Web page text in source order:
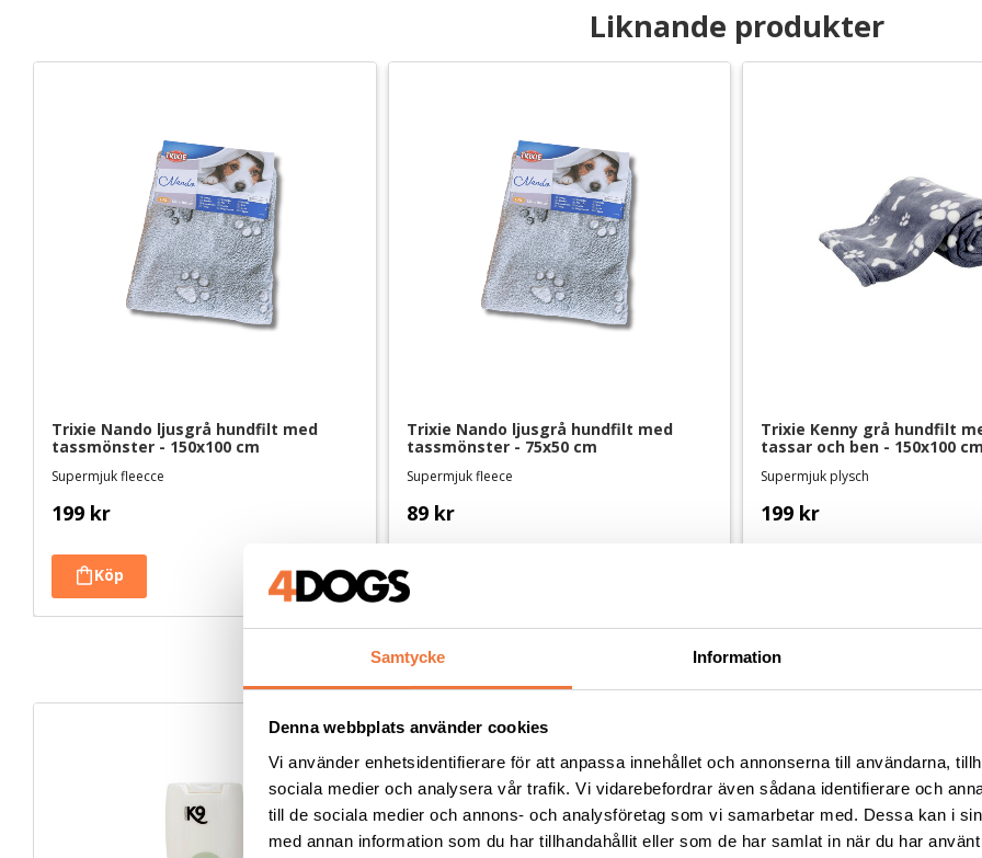
Samtycke Information
Denna webbplats använder cookies
Vi använder enhetsidentifierare för att anpassa innehållet och annonserna till användarna,
sociala medier och analysera vår trafik. Vi vidarebefordrar även sådana identifierare och
till de sociala medier och annons- och analysföretag som vi samarbetar med. Dessa kan i
med annan information som du har tillhandahållit eller som de har samlat in när du har
Liknande produkter
Trixie Nando ljusgrå hundfilt med
tassmönster - 150x100 cm
Supermjuk fleecce
199 kr
Trixie Nando ljusgrå hundfilt med
tassmönster - 75x50 cm
Supermjuk fleece
89 kr
Trixie Kenny grå hundfilt
tassar och ben - 150x100
Supermjuk plysch
199 kr
Andra köpte även